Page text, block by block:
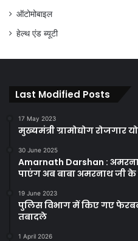
ऑटोमोबाइल
हेल्थ एंड ब्यूटी
Last Modified Posts
17 May 2023
मुख्यमंत्री ग्रामोद्योग
30 June 2025
Amarnath Darshan :
पाएंग अब बाबा अमरनाथ जी के
19 June 2023
पुलिस विभाग में किए गए
तबादले
1 April 2026